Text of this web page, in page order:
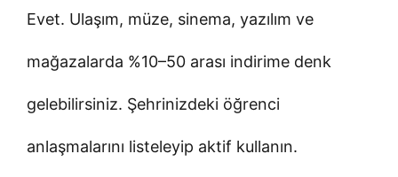
Evet. Ulaşım, müze, sinema, yazılım ve
mağazalarda %10–50 arası indirime denk
gelebilirsiniz. Şehrinizdeki öğrenci
anlaşmalarını listeleyip aktif kullanın.